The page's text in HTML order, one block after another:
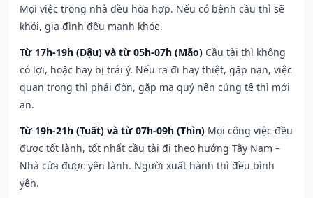
Mọi việc trong nhà đều hòa hợp. Nếu có bệnh cầu thì sẽ
khỏi, gia đình đều mạnh khỏe.
Từ 17h-19h (Dậu) và từ 05h-07h (Mão) Cầu tài thì không
có lợi, hoặc hay bị trái ý. Nếu ra đi hay thiệt, gặp nạn, việc
quan trọng thì phải đòn, gặp ma quỷ nên cúng tế thì mới
an.
Từ 19h-21h (Tuất) và từ 07h-09h (Thìn) Mọi công việc đều
được tốt lành, tốt nhất cầu tài đi theo hướng Tây Nam –
Nhà cửa được yên lành. Người xuất hành thì đều bình
yên.